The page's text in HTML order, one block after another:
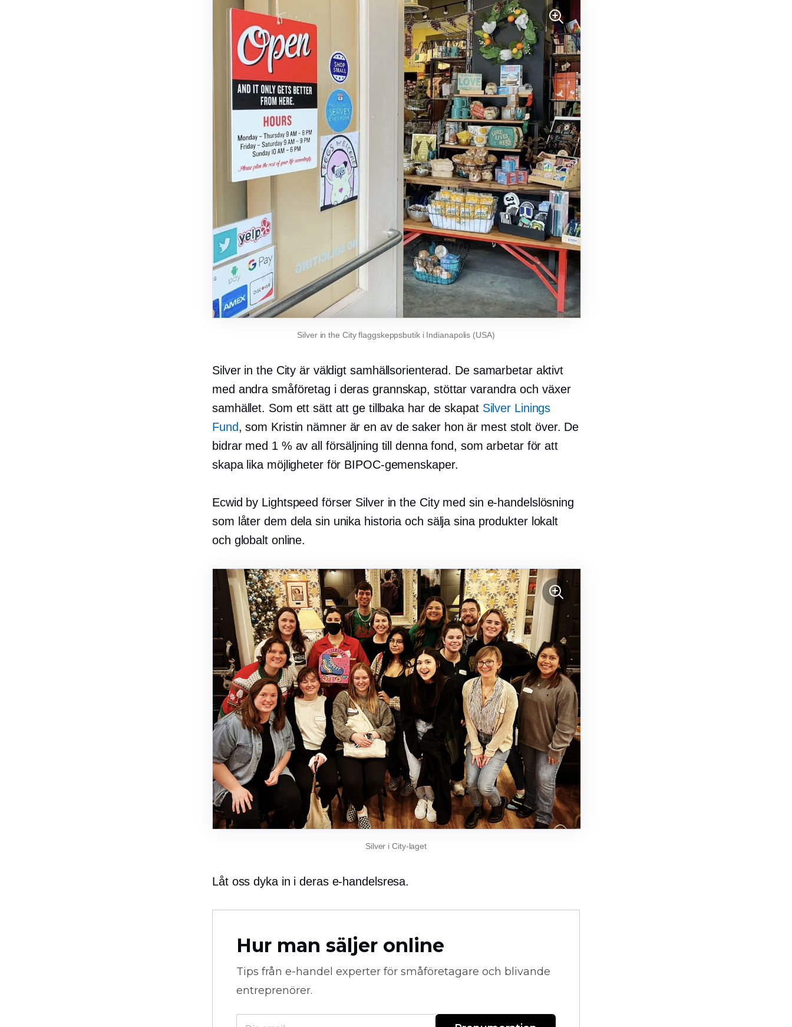
Silver in the City flaggskeppsbutik i Indianapolis (USA)
Silver in the City är väldigt samhällsorienterad. De samarbetar aktivt
med andra småföretag i deras grannskap, stöttar varandra och växer
samhället. Som ett sätt att ge tillbaka har de skapat Silver Linings
Fund, som Kristin nämner är en av de saker hon är mest stolt över. De
bidrar med 1 % av all försäljning till denna fond, som arbetar för att
skapa lika möjligheter för BIPOC-gemenskaper.
Ecwid by Lightspeed förser Silver in the City med sin e-handelslösning
som låter dem dela sin unika historia och sälja sina produkter lokalt
och globalt online.
Silver i City-laget
Låt oss dyka in i deras e-handelsresa.
Hur man säljer online
Tips från e-handel experter för småföretagare och blivande
entreprenörer.